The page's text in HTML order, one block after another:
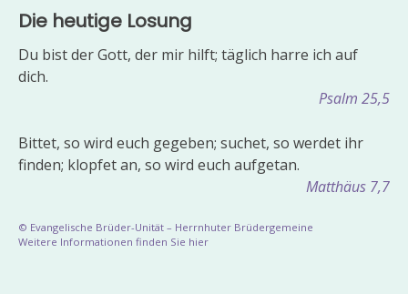
Die heutige Losung
Du bist der Gott, der mir hilft; täglich harre ich auf
dich.
Psalm 25,5
Bittet, so wird euch gegeben; suchet, so werdet ihr
finden; klopfet an, so wird euch aufgetan.
Matthäus 7,7
© Evangelische Brüder-Unität – Herrnhuter Brüdergemeine
Weitere Informationen finden Sie hier